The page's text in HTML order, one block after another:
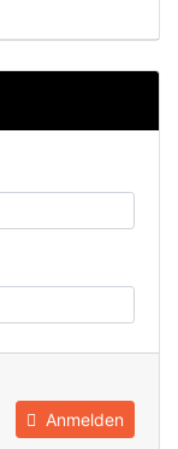
Anmelden